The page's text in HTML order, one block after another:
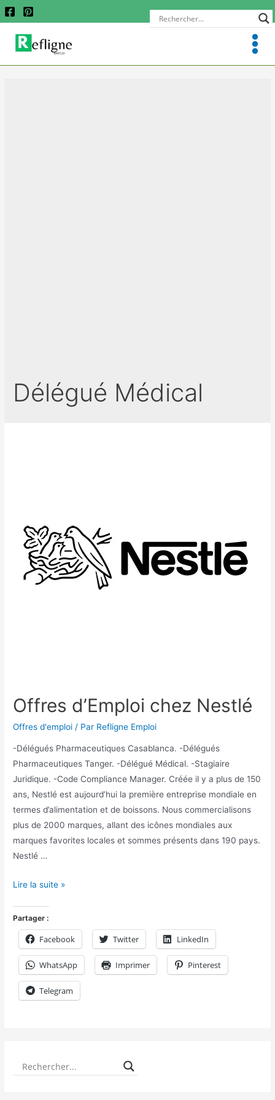
Délégué Médical
Offres d’Emploi chez Nestlé
Offres d'emploi / Par Refligne Emploi
-Délégués Pharmaceutiques Casablanca. -Délégués
Pharmaceutiques Tanger. -Délégué Médical. -Stagiaire
Juridique. -Code Compliance Manager. Créée il y a plus de 150
ans, Nestlé est aujourd’hui la première entreprise mondiale en
termes d’alimentation et de boissons. Nous commercialisons
plus de 2000 marques, allant des icônes mondiales aux
marques favorites locales et sommes présents dans 190 pays.
Nestlé …
Lire la suite »
Partager :
Facebook Twitter LinkedIn
WhatsApp Imprimer Pinterest
Telegram